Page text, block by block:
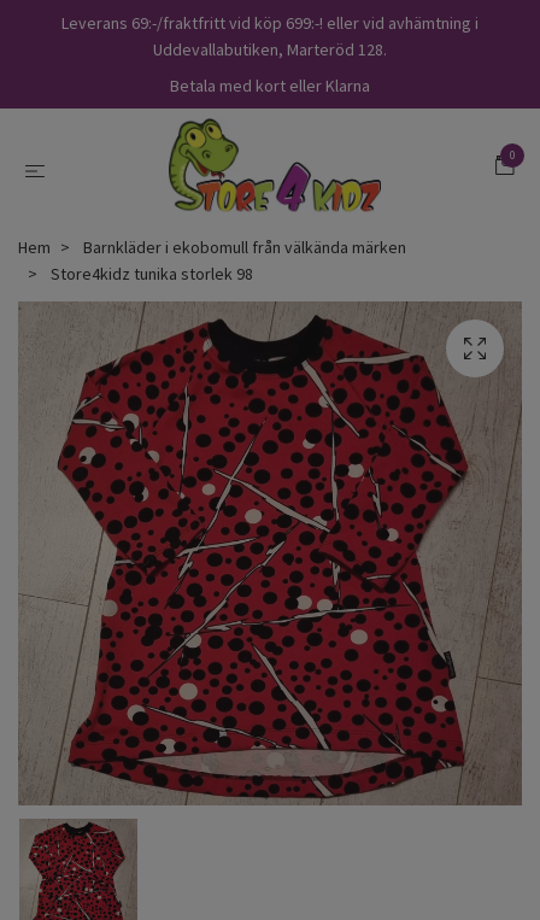
Leverans 69:-/fraktfritt vid köp 699:-! eller vid avhämtning i
Uddevallabutiken, Marteröd 128.
Betala med kort eller Klarna
0
Hem
Barnkläder i ekobomull från välkända märken
Store4kidz tunika storlek 98